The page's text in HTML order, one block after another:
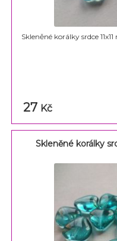
Skleněné korálky srdce
27 Kč
Skleněné korálky